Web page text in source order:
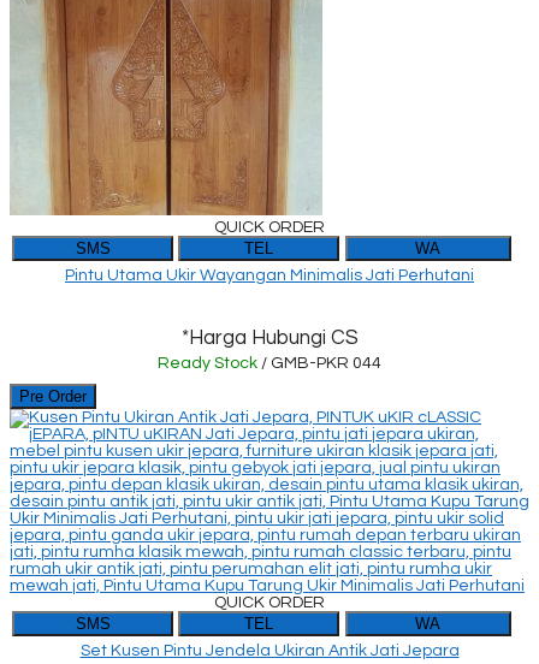
QUICK ORDER
SMS TEL WA
Pintu Utama Ukir Wayangan Minimalis Jati Perhutani
*Harga Hubungi CS
Ready Stock / GMB-PKR 044
Pre Order
QUICK ORDER
SMS TEL WA
Set Kusen Pintu Jendela Ukiran Antik Jati Jepara